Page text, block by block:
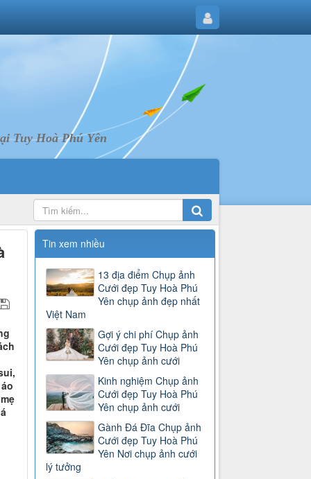
Tuy Hoà Phú Yên
Tin xem nhiều
13 địa điểm Chụp ảnh
Cưới đẹp Tuy Hoà Phú
Yên chụp ảnh đẹp nhất
Việt Nam
Gợi ý chi phí Chụp ảnh
Cưới đẹp Tuy Hoà Phú
Yên chụp ảnh cưới
Kinh nghiệm Chụp ảnh
Cưới đẹp Tuy Hoà Phú
Yên chụp ảnh cưới
Gành Đá Đĩa Chụp ảnh
Cưới đẹp Tuy Hoà Phú
Yên Nơi chụp ảnh cưới
lý tưởng